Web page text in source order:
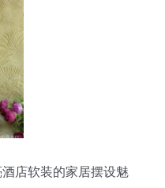
店软装的家居摆设魅